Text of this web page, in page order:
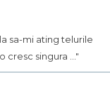
sa-mi ating telurile
cresc singura ..."